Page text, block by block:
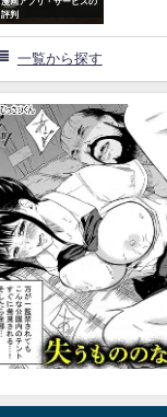
評判
一覧から探す